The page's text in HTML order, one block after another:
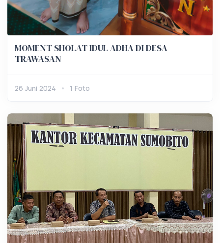
MOMENT SHOLAT IDUL ADHA DI DESA
TRAWASAN
26 Juni 2024 1 Foto